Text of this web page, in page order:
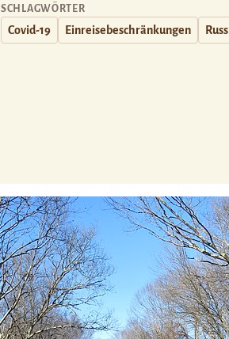
SCHLAGWÖRTER
Covid-19 Einreisebeschränkungen